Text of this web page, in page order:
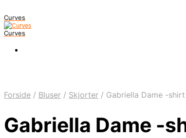
Curves
Curves
Forside / Bluser / Skjorter / Gabriella Dame -
Gabriella Dame -